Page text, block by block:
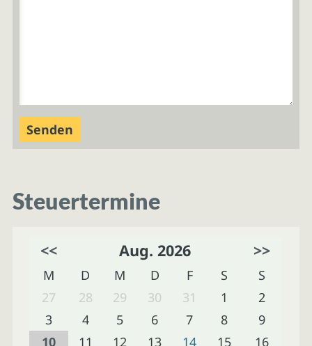
Steuertermine
<< Aug. 2026 >>
M D M D F S
S
27
28 29 30 31 1
2
3
4 5 6 7 8
9
10
11 12 13 14 15
16